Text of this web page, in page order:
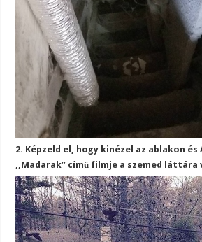
2. Képzeld el, hogy kinézel az ablakon
,,Madarak” című filmje a szemed láttára